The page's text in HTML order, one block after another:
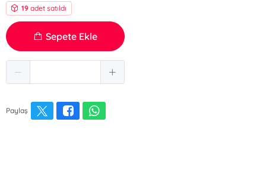
19 adet satıldı
Sepete Ekle
Paylaş